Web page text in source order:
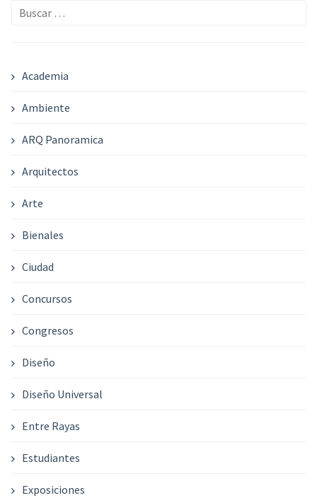
Buscar:
Academia
Ambiente
ARQ Panoramica
Arquitectos
Arte
Bienales
Ciudad
Concursos
Congresos
Diseño
Diseño Universal
Entre Rayas
Estudiantes
Exposiciones